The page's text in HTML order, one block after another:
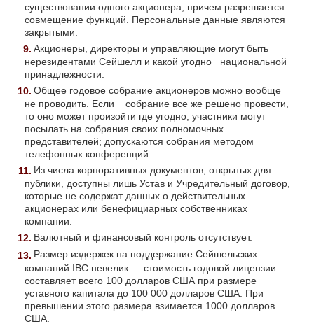
существовании одного акционера, причем разрешается
совмещение функций. Персональные данные являются
закрытыми.
Акционеры, директоры и управляющие могут быть
нерезидентами Сейшелл и какой угодно национальной
принадлежности.
Общее годовое собрание акционеров можно вообще
не проводить. Если собрание все же решено провести,
то оно может произойти где угодно; участники могут
посылать на собрания своих полномочных
представителей; допускаются собрания методом
телефонных конференций.
Из числа корпоративных документов, открытых для
публики, доступны лишь Устав и Учредительный договор,
которые не содержат данных о действительных
акционерах или бенефициарных собственниках
компании.
Валютный и финансовый контроль отсутствует.
Размер издержек на поддержание Сейшельских
компаний IBC невелик — стоимость годовой лицензии
составляет всего 100 долларов США при размере
уставного капитала до 100 000 долларов США. При
превышении этого размера взимается 1000 долларов
США.